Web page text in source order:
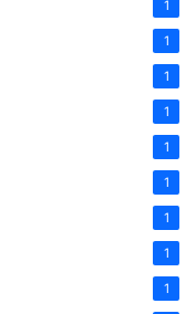
1
1
1
1
1
1
1
1
1